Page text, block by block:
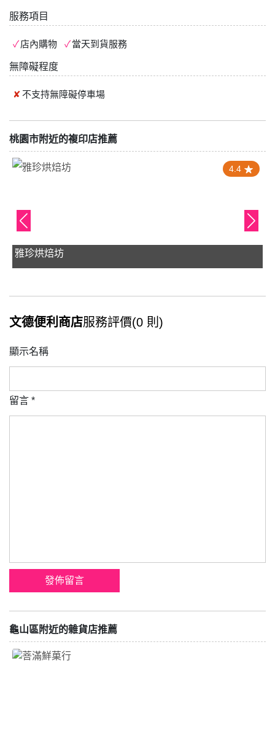
服務項目
店內購物 當天到貨服務
無障礙程度
不支持無障礙停車場
桃園市附近的複印店推薦
4.4
雅珍烘焙坊
文德便利商店服務評價(0 則)
顯示名稱
留言 *
龜山區附近的雜貨店推薦